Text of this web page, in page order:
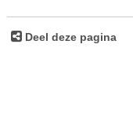
Deel deze pagina